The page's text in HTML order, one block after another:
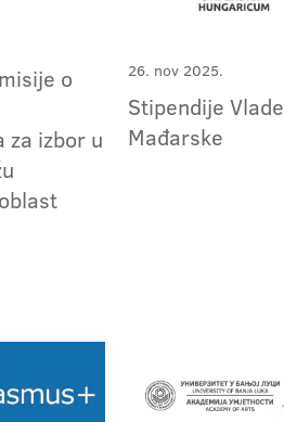
o
za izbor u
26. nov 2025.
Stipendije Vlade
Mađarske